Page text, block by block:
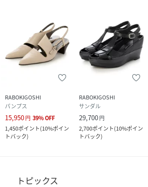
RABOKIGOSHI
パンプス
15,950円 39%OFF
1,450ポイント(10%ポイン
トバック)
RABOKIGOSHI
サンダル
29,700円
2,700ポイント(10%ポイン
トバック)
トピックス